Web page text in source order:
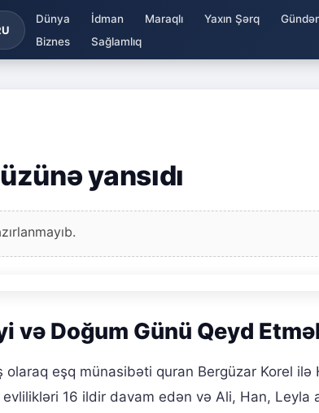
Dünya İdman Maraqlı Yaxın Şərq
Biznes
Sağlamlıq
yansıdı
və Doğum Günü Qeyd
olaraq eşq münasibəti quran Bergüzar Korel ilə
16 ildir davam edən və Ali, Han, Leyla